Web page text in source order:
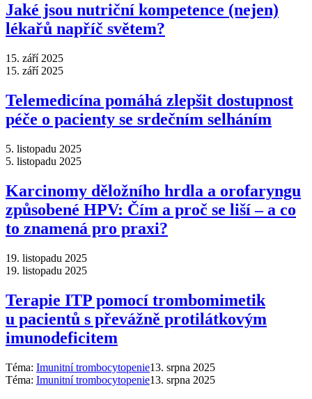
Jaké jsou nutriční kompetence (nejen)
lékařů napříč světem?
15. září 2025
15. září 2025
Telemedicína pomáhá zlepšit dostupnost
péče o pacienty se srdečním selháním
5. listopadu 2025
5. listopadu 2025
Karcinomy děložního hrdla a orofaryngu
způsobené HPV: Čím a proč se liší –⁠ a co
to znamená pro praxi?
19. listopadu 2025
19. listopadu 2025
Terapie ITP pomocí trombomimetik
u pacientů s převážně protilátkovým
imunodeficitem
Téma: Imunitní trombocytopenie13. srpna 2025
Téma: Imunitní trombocytopenie13. srpna 2025